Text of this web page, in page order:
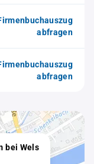
abfragen
abfragen
bei Wels